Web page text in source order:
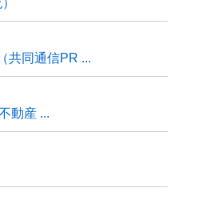
共同通信PR ...
動産 ...